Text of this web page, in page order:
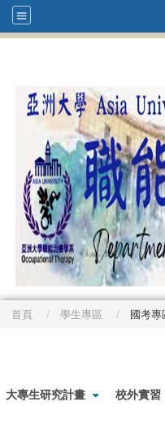
首頁 學生專區 國考專
大專生研究計畫 校外實習